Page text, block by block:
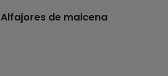
Alfajores de maicena